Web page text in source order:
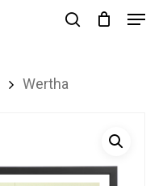
Menu
Wertha